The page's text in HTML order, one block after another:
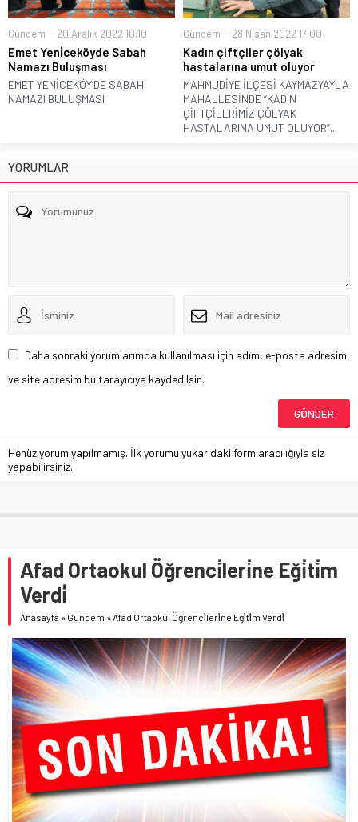
Gündem 20 Aralık 2022 10:10
Emet Yeni̇ceköyde Sabah
Namazı Buluşması
EMET YENİCEKÖY’DE SABAH
NAMAZI BULUŞMASI
Gündem 28 Nisan 2022 17:00
Kadın çiftçiler çölyak
hastalarına umut oluyor
MAHMUDİYE İLÇESİ KAYMAZYAYLA
MAHALLESİNDE “KADIN
ÇİFTÇİLERİMİZ ÇÖLYAK
HASTALARINA UMUT OLUYOR”...
YORUMLAR
Daha sonraki yorumlarımda kullanılması için adım, e-posta adresim
ve site adresim bu tarayıcıya kaydedilsin.
Henüz yorum yapılmamış. İlk yorumu yukarıdaki form aracılığıyla siz
yapabilirsiniz.
Afad Ortaokul Öğrenci̇leri̇ne Eği̇ti̇m
Verdi̇
Anasayfa » Gündem » Afad Ortaokul Öğrenci̇leri̇ne Eği̇ti̇m Verdi̇